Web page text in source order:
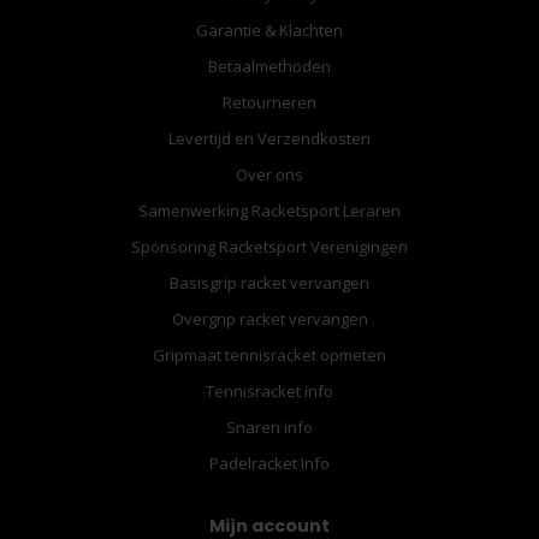
Garantie & Klachten
Betaalmethoden
Retourneren
Levertijd en Verzendkosten
Over ons
Samenwerking Racketsport Leraren
Sponsoring Racketsport Verenigingen
Basisgrip racket vervangen
Overgrip racket vervangen
Gripmaat tennisracket opmeten
Tennisracket info
Snaren info
Padelracket Info
Mijn account